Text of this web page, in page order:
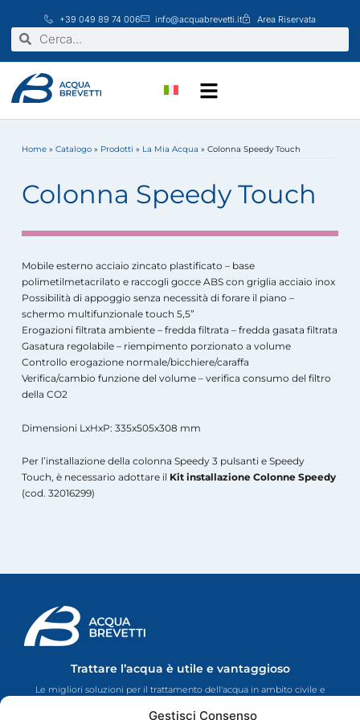
Gestisci Consenso
contenuto
+39 049 89 74 006 info@acquabrevetti.it Area Riservata
Cerca Cerca
Home »Catalogo » Prodotti » La Mia Acqua »Colonna Speedy Touch
Colonna Speedy Touch
Mobile esterno acciaio zincato plastificato – base
polimetilmetacrilato e raccogli gocce ABS con griglia acciaio inox
Possibilità di appoggio senza necessità di forare il piano –
schermo multifunzionale touch 5,5”
Erogazioni filtrata ambiente – fredda filtrata – fredda gasata filtrata
Gasatura regolabile – riempimento porzionato a volume
Controllo erogazione normale/bicchiere/caraffa
Verifica/cambio funzione del volume – verifica consumo del filtro
della CO2
Dimensioni LxHxP: 335x505x308 mm
Per l’installazione della colonna Speedy 3 pulsanti e Speedy
Touch, è necessario adottare il Kit installazione Colonne Speedy
(cod. 32016299)
Trattare l’acqua è utile e vantaggioso
Le migliori soluzioni per il trattamento dell'acqua in ambito civile e
Made in Italy